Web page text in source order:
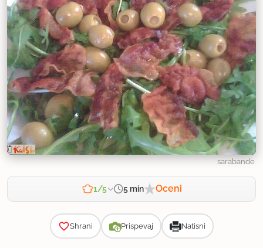
sarabande
1/5 5 min Oceni
Shrani Prispevaj Natisni